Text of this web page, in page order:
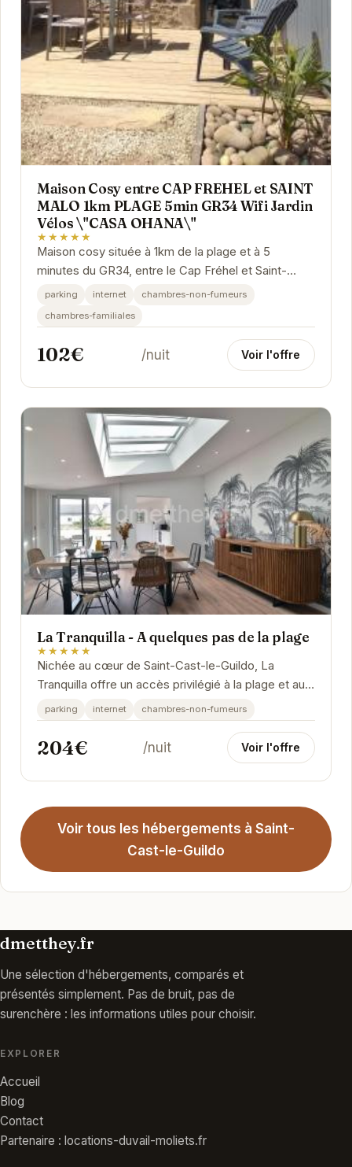
Maison Cosy entre CAP FREHEL et SAINT
MALO 1km PLAGE 5min GR34 Wifi Jardin
Vélos \"CASA OHANA\"
★★★★★
Maison cosy située à 1km de la plage et à 5
minutes du GR34, entre le Cap Fréhel et Saint-
Malo. "CASA OHANA" dispose d'un jardin, d'une
parking internet
chambres-non-fumeurs
chambres-familiales
102€ /nuit Voir l'offre
La Tranquilla - A quelques pas de la plage
★★★★★
Nichée au cœur de Saint-Cast-le-Guildo, La
Tranquilla offre un accès privilégié à la plage et aux
charmes de la Bretagne. Ses équipements...
parking internet chambres-non-fumeurs
204€ /nuit Voir l'offre
Voir tous les hébergements à Saint-
Cast-le-Guildo
dmetthey.fr
Une sélection d'hébergements, comparés et
présentés simplement. Pas de bruit, pas de
surenchère : les informations utiles pour choisir.
EXPLORER
Accueil
Blog
Contact
Partenaire : locations-duvail-moliets.fr